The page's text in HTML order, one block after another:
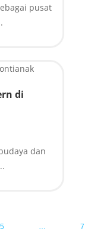
pusat
di
dan
5 … 7